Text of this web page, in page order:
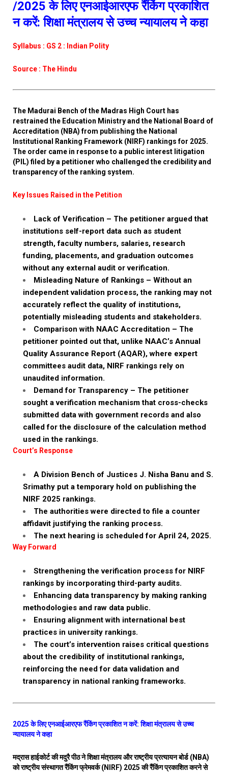
/2025 के लिए एनआईआरएफ रैंकिंग प्रकाशित
न करें: शिक्षा मंत्रालय से उच्च न्यायालय ने कहा
Syllabus : GS 2 : Indian Polity
Source : The Hindu
The Madurai Bench of the Madras High Court has
restrained the Education Ministry and the National Board of
Accreditation (NBA) from publishing the National
Institutional Ranking Framework (NIRF) rankings for 2025.
The order came in response to a public interest litigation
(PIL) filed by a petitioner who challenged the credibility and
transparency of the ranking system.
Key Issues Raised in the Petition
Lack of Verification – The petitioner argued that
institutions self-report data such as student
strength, faculty numbers, salaries, research
funding, placements, and graduation outcomes
without any external audit or verification.
Misleading Nature of Rankings – Without an
independent validation process, the ranking may not
accurately reflect the quality of institutions,
potentially misleading students and stakeholders.
Comparison with NAAC Accreditation – The
petitioner pointed out that, unlike NAAC’s Annual
Quality Assurance Report (AQAR), where expert
committees audit data, NIRF rankings rely on
unaudited information.
Demand for Transparency – The petitioner
sought a verification mechanism that cross-checks
submitted data with government records and also
called for the disclosure of the calculation method
used in the rankings.
Court’s Response
A Division Bench of Justices J. Nisha Banu and S.
Srimathy put a temporary hold on publishing the
NIRF 2025 rankings.
The authorities were directed to file a counter
affidavit justifying the ranking process.
The next hearing is scheduled for April 24, 2025.
Way Forward
Strengthening the verification process for NIRF
rankings by incorporating third-party audits.
Enhancing data transparency by making ranking
methodologies and raw data public.
Ensuring alignment with international best
practices in university rankings.
The court’s intervention raises critical questions
about the credibility of institutional rankings,
reinforcing the need for data validation and
transparency in national ranking frameworks.
2025 के लिए एनआईआरएफ रैंकिंग प्रकाशित न करें: शिक्षा मंत्रालय से उच्च
न्यायालय ने कहा
मद्रास हाईकोर्ट की मदुरै पीठ ने शिक्षा मंत्रालय और राष्ट्रीय प्रत्यायन बोर्ड (NBA)
को राष्ट्रीय संस्थागत रैंकिंग फ्रेमवर्क (NIRF) 2025 की रैंकिंग प्रकाशित करने से